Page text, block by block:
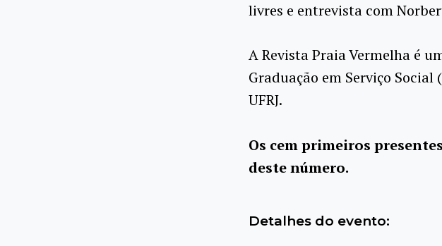
livres e entrevista com
A Revista Praia Vermelha é
Graduação em Serviço Social
UFRJ.
Os cem primeiros
deste número.
Detalhes do evento: